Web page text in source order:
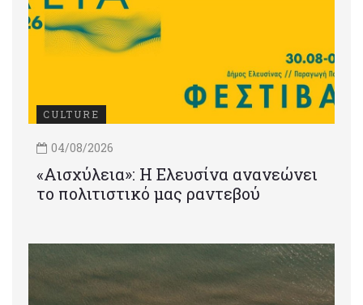
CULTURE
04/08/2026
«Αισχύλεια»: Η Ελευσίνα ανανεώνει
το πολιτιστικό μας ραντεβού